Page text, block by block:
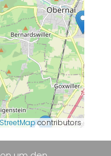
contributors